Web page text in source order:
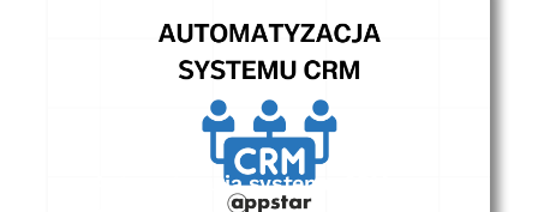
Automatyzacja systemu CRM –